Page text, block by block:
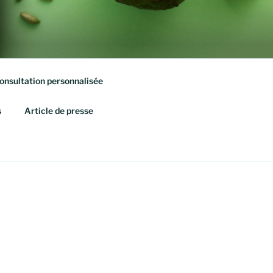
personnalisée
Article de presse